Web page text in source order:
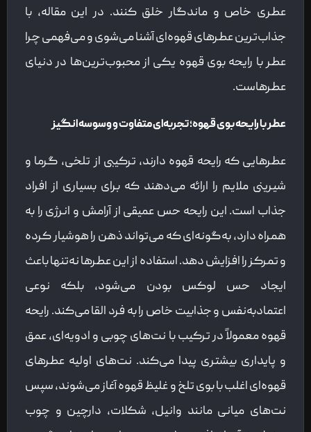
عطری خاص و ماندگار خلق کنند. در این مقاله، با
جذاب‌ترین عطرهای قهوه‌ای آشنا می‌شوی و می‌فهمی چرا
عطر با رایحه بوی قهوه یکی از محبوب‌ترین‌ها در دنیای
عطرهاست.
عطر با رایحه بوی قهوه؛ تجربه‌ای متفاوت و وسوسه‌ انگیز
عطرهایی که رایحه قهوه دارند، ترکیبی از تلخی، گرما و
شیرینی ملایم را ارائه می‌دهند که برای بسیاری از افراد
جذاب است. این رایحه حس عمیقی از آرامش و انرژی را به
همراه دارد، به‌گونه‌ای که می‌تواند ذهن را هوشیار کرده
و تمرکز را افزایش دهد. استفاده از این عطرها نه‌تنها باعث
ایجاد حس لوکس بودن می‌شود، بلکه نوعی
اعتمادبه‌نفس و جذابیت خاص را به فرد القا می‌کند. رایحه
قهوه معمولاً در ترکیب با نت‌های چوبی و ادویه‌ای، عمق
و پایداری بیشتری پیدا می‌کند. نت‌های اولیه عطرهای
قهوه‌ای اغلب با بوی تلخ و غلیظ قهوه آغاز می‌شوند، سپس
نت‌های میانی مانند وانیل، شکلات، دارچین و چوب